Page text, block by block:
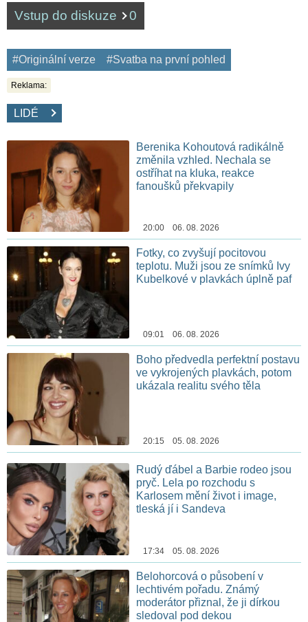
Vstup do diskuze 0
#Originální verze #Svatba na první pohled
Reklama:
LIDÉ
Berenika Kohoutová radikálně
změnila vzhled. Nechala se
ostříhat na kluka, reakce
fanoušků překvapily
20:00 06. 08. 2026
Fotky, co zvyšují pocitovou
teplotu. Muži jsou ze snímků Ivy
Kubelkové v plavkách úplně paf
09:01 06. 08. 2026
Boho předvedla perfektní postavu
ve vykrojených plavkách, potom
ukázala realitu svého těla
20:15 05. 08. 2026
Rudý ďábel a Barbie rodeo jsou
pryč. Lela po rozchodu s
Karlosem mění život i image,
tleská jí i Sandeva
17:34 05. 08. 2026
Belohorcová o působení v
lechtivém pořadu. Známý
moderátor přiznal, že ji dírkou
sledoval pod dekou